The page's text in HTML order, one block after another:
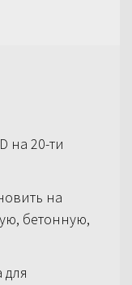
на 20-ти
на
бетонную,